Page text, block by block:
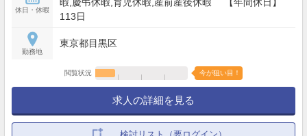
休日・休暇
113日
勤務地
東京都目黒区
閲覧状況 今が狙い目！
求人の詳細を見る